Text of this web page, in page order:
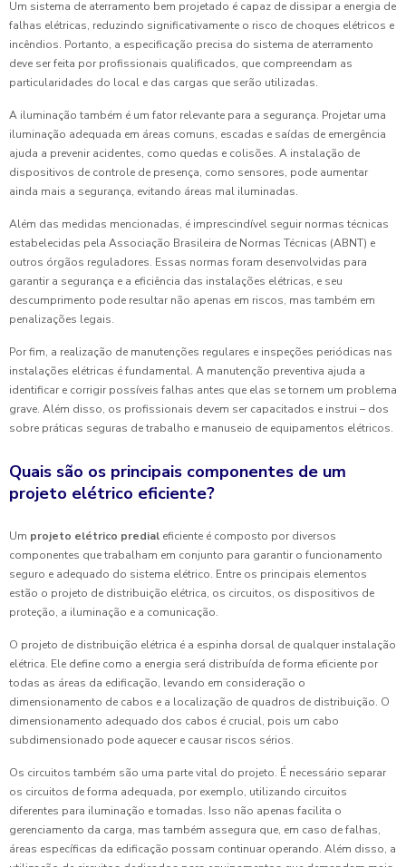
Um sistema de aterramento bem projetado é capaz de dissipar a energia de
falhas elétricas, reduzindo significativamente o risco de choques elétricos e
incêndios. Portanto, a especificação precisa do sistema de aterramento
deve ser feita por profissionais qualificados, que compreendam as
particularidades do local e das cargas que serão utilizadas.
A iluminação também é um fator relevante para a segurança. Projetar uma
iluminação adequada em áreas comuns, escadas e saídas de emergência
ajuda a prevenir acidentes, como quedas e colisões. A instalação de
dispositivos de controle de presença, como sensores, pode aumentar
ainda mais a segurança, evitando áreas mal iluminadas.
Além das medidas mencionadas, é imprescindível seguir normas técnicas
estabelecidas pela Associação Brasileira de Normas Técnicas (ABNT) e
outros órgãos reguladores. Essas normas foram desenvolvidas para
garantir a segurança e a eficiência das instalações elétricas, e seu
descumprimento pode resultar não apenas em riscos, mas também em
penalizações legais.
Por fim, a realização de manutenções regulares e inspeções periódicas nas
instalações elétricas é fundamental. A manutenção preventiva ajuda a
identificar e corrigir possíveis falhas antes que elas se tornem um problema
grave. Além disso, os profissionais devem ser capacitados e instrui – dos
sobre práticas seguras de trabalho e manuseio de equipamentos elétricos.
Quais são os principais componentes de um
projeto elétrico eficiente?
Um projeto elétrico predial eficiente é composto por diversos
componentes que trabalham em conjunto para garantir o funcionamento
seguro e adequado do sistema elétrico. Entre os principais elementos
estão o projeto de distribuição elétrica, os circuitos, os dispositivos de
proteção, a iluminação e a comunicação.
O projeto de distribuição elétrica é a espinha dorsal de qualquer instalação
elétrica. Ele define como a energia será distribuída de forma eficiente por
todas as áreas da edificação, levando em consideração o
dimensionamento de cabos e a localização de quadros de distribuição. O
dimensionamento adequado dos cabos é crucial, pois um cabo
subdimensionado pode aquecer e causar riscos sérios.
Os circuitos também são uma parte vital do projeto. É necessário separar
os circuitos de forma adequada, por exemplo, utilizando circuitos
diferentes para iluminação e tomadas. Isso não apenas facilita o
gerenciamento da carga, mas também assegura que, em caso de falhas,
áreas específicas da edificação possam continuar operando. Além disso, a